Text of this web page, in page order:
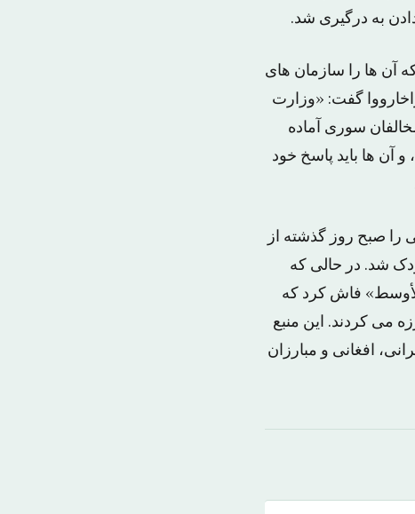
به درگیری شد.
آن ها را سازمان های
گفت: «وزارت
از ۴۰ گروه از گروه های مخالفان سوری آماده
آن ها باید پاسخ خود
را صبح روز گذشته از
شد. در حالی که
فاش کرد که
می کردند. این منبع
افغانی و مبارزان